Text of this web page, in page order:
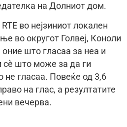
на Долниот дом.
во нејзиниот локален
во округот Голвеј, Коноли
што гласаа за неа и
сè што може за да ги
не гласаа. Повеќе од 3,6
на глас, а резултатите
вечерва.